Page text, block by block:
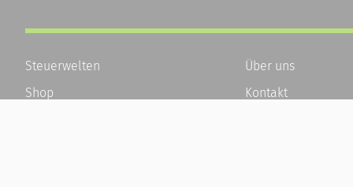
Steuerwelten
Shop
Über uns
Kontakt